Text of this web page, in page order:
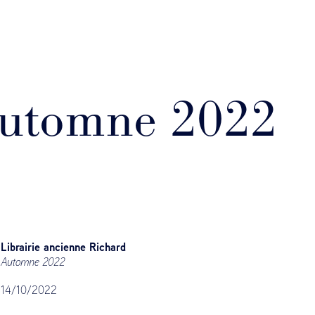
2022
Librairie ancienne Richard
Automne 2022
14/10/2022